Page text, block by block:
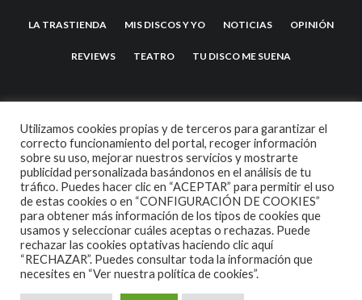
LA TRASTIENDA MIS DISCOS Y YO NOTICIAS OPINIÓN
REVIEWS TEATRO TU DISCO ME SUENA
2007 COPYRIGHT -CODETIPITHEME
Utilizamos cookies propias y de terceros para garantizar el
correcto funcionamiento del portal, recoger información
sobre su uso, mejorar nuestros servicios y mostrarte
publicidad personalizada basándonos en el análisis de tu
tráfico. Puedes hacer clic en “ACEPTAR” para permitir el uso
de estas cookies o en “CONFIGURACIÓN DE COOKIES”
para obtener más información de los tipos de cookies que
usamos y seleccionar cuáles aceptas o rechazas. Puede
rechazar las cookies optativas haciendo clic aquí
“RECHAZAR”. Puedes consultar toda la información que
necesites en “Ver nuestra política de cookies”.